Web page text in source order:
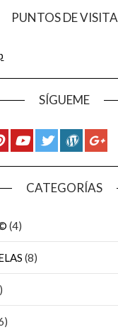
PUNTOS DE VISITA
SÍGUEME
CATEGORÍAS
(4)
(8)